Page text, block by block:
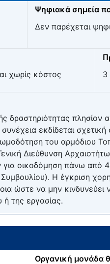
Ψηφιακά σημεία
Δεν παρέχεται
χωρίς κόστος
3
δραστηριότητας πλησίον
εκδίδεται
του αρμόδιου
Διεύθυνση
για οικοδόμηση πάνω από
Η έγκριση
ώστε να μην
της εργασίας.
Οργανική μονάδα